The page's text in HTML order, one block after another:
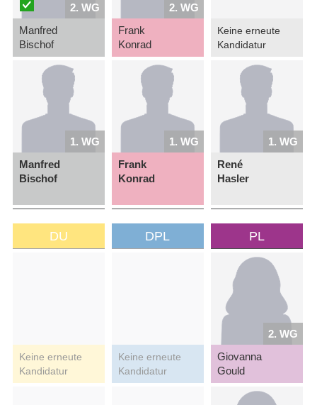
2. WG
Manfred
Bischof
1. WG
Manfred
Bischof
2. WG
Frank
Konrad
1. WG
Frank
Konrad
Keine erneute
Kandidatur
1. WG
René
Hasler
DU
Keine erneute
Kandidatur
DPL
Keine erneute
Kandidatur
PL
2. WG
Giovanna
Gould